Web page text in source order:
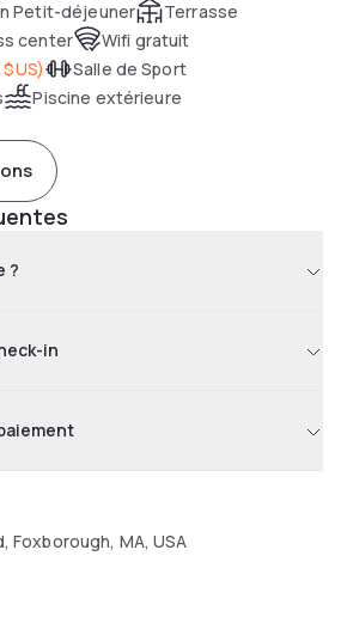
Petit-déjeuner
Terrasse
center
Wifi gratuit
$US)
Salle de Sport
Piscine extérieure
?
in
Foxborough, MA, USA